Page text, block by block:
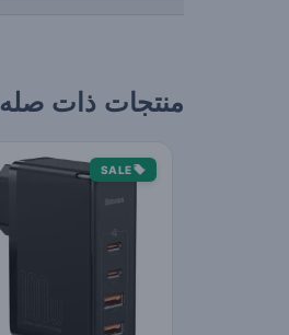
منتجات ذات صله
SALE